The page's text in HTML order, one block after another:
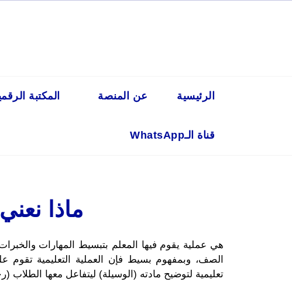
الرئيسية عن المنصة المكتبة
قناة الـWhatsApp
ماذا
هي عملية يقوم فيها المعلم بتبسيط المهارات
الصف، وبمفهوم بسيط فإن العملية التعليمية تقوم
تعليمية لتوضيح مادته (الوسيلة) ليتفاعل معها الطلاب